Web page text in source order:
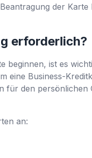
der
erforderlich?
beginnen, ist es
eine Business-
für den persönlichen
an: